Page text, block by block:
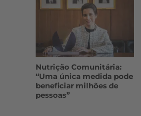
Nutrição Comunitária:
“Uma única medida pode
beneficiar milhões de
pessoas”